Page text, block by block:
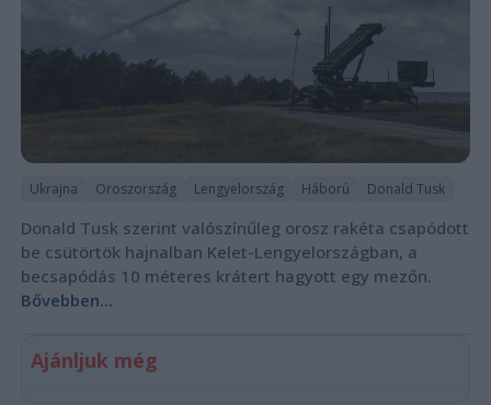
Ukrajna Oroszország Lengyelország Háború Donald Tusk
Donald Tusk szerint valószínűleg orosz rakéta csapódott
be csütörtök hajnalban Kelet-Lengyelországban, a
becsapódás 10 méteres krátert hagyott egy mezőn.
Bővebben...
Ajánljuk még